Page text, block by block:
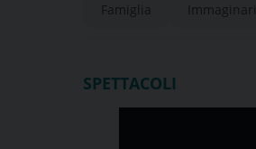
Famiglia
SPETTACOLI